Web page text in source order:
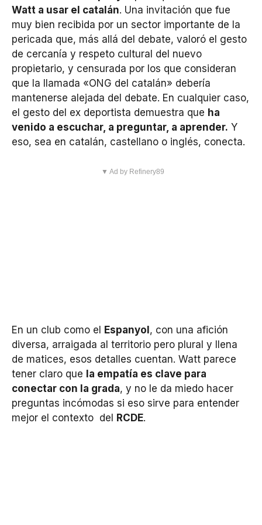
Watt a usar el catalán. Una invitación que fue
muy bien recibida por un sector importante de la
pericada que, más allá del debate, valoró el gesto
de cercanía y respeto cultural del nuevo
propietario, y censurada por los que consideran
que la llamada «ONG del catalán» debería
mantenerse alejada del debate. En cualquier caso,
el gesto del ex deportista demuestra que ha
venido a escuchar, a preguntar, a aprender. Y
eso, sea en catalán, castellano o inglés, conecta.
▼ Ad by Refinery89
En un club como el Espanyol, con una afición
diversa, arraigada al territorio pero plural y llena
de matices, esos detalles cuentan. Watt parece
tener claro que la empatía es clave para
conectar con la grada, y no le da miedo hacer
preguntas incómodas si eso sirve para entender
mejor el contexto del RCDE.